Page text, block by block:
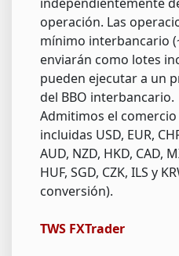
operación. Las
mínimo interbancario
enviarán como lotes
pueden ejecutar a un
del BBO interbancario.
Admitimos el
incluidas USD, EUR,
AUD, NZD, HKD, CAD,
HUF, SGD, CZK, ILS y
conversión).
TWS FXTrader